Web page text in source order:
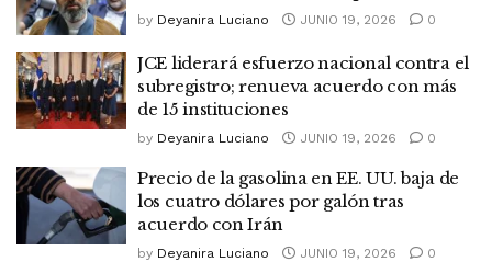
by Deyanira Luciano JUNIO 19, 2026 0
JCE liderará esfuerzo nacional contra el
subregistro; renueva acuerdo con más
de 15 instituciones
by Deyanira Luciano JUNIO 19, 2026 0
Precio de la gasolina en EE. UU. baja de
los cuatro dólares por galón tras
acuerdo con Irán
by Deyanira Luciano JUNIO 19, 2026 0